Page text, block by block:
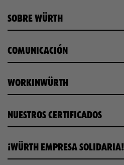
SOBRE WÜRTH
COMUNICACIÓN
WORKINWÜRTH
NUESTROS CERTIFICADOS
¡WÜRTH EMPRESA SOLIDARIA!